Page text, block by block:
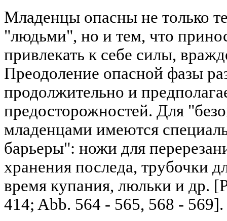
Младенцы опасны не только
"людьми", но и тем, что
привлекать к себе силы,
Преодоление опасной фазы
продолжительно и
предосторожностей. Для
младенцами имеются
барьеры": ножи для
хранения последа, трубочки
время купания, люльки и др.
414; Abb. 564 - 565, 568 - 569].